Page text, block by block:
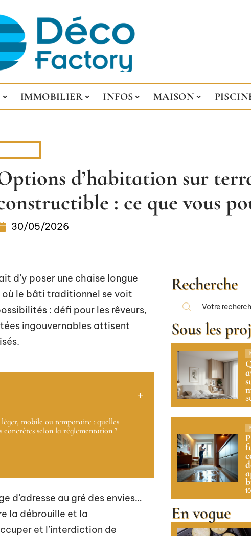
IMMOBILIER INFOS MAISON
d’habitation sur
: ce que vous
30/05/2026
d’y poser une chaise longue
le bâti traditionnel se voit
: défi pour les rêveurs,
ingouvernables attisent
mobile ou temporaire : quelles
concrètes selon la réglementation ?
d’adresse au gré des envies…
la débrouille et la
et l’interdiction de
Recherche
Sous les
En vogue